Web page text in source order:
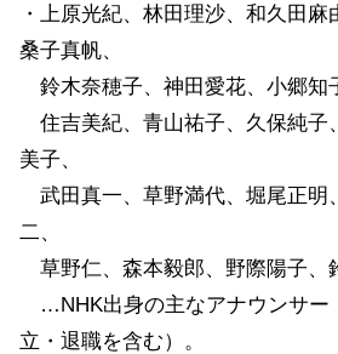
・上原光紀、林田理沙、和久田麻
桑子真帆、
鈴木奈穂子、神田愛花、小郷知
住吉美紀、青山祐子、久保純子
美子、
武田真一、草野満代、堀尾正明
二、
草野仁、森本毅郎、野際陽子、
…NHK出身の主なアナウンサー
立・退職を含む）。